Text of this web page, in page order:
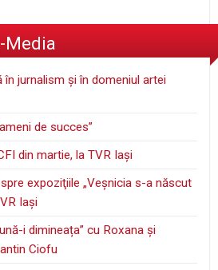
Media
jurnalism şi în domeniul artei
de succes”
din martie, la TVR Iaşi
expoziţiile „Veşnicia s-a născut
Iaşi
i dimineața” cu Roxana și
Ciofu